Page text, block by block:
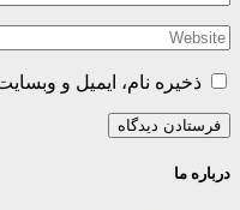
ذخیره نام، ایمیل و
درباره ما